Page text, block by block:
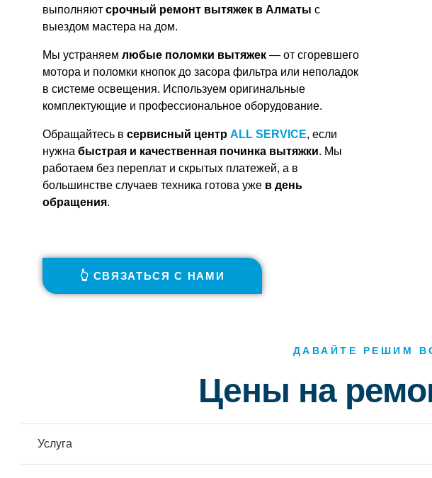
выполняют срочный ремонт вытяжек в Алматы с
выездом мастера на дом.
Мы устраняем любые поломки вытяжек — от сгоревшего
мотора и поломки кнопок до засора фильтра или неполадок
в системе освещения. Используем оригинальные
комплектующие и профессиональное оборудование.
Обращайтесь в сервисный центр ALL SERVICE, если
нужна быстрая и качественная починка вытяжки. Мы
работаем без переплат и скрытых платежей, а в
большинстве случаев техника готова уже в день
обращения.
👆 СВЯЗАТЬСЯ С НАМИ
ДАВАЙТЕ РЕШИМ
Цены на
Услуга